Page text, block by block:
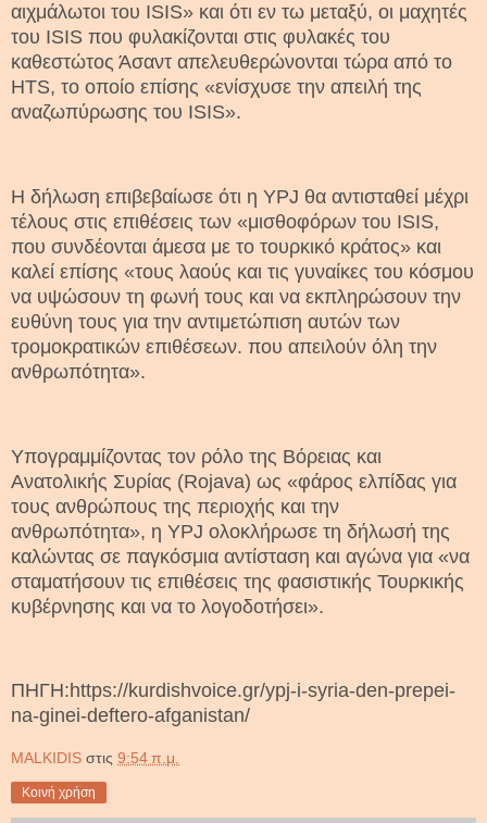
αιχμάλωτοι του ISIS» και ότι εν τω μεταξύ, οι μαχητές
του ISIS που φυλακίζονται στις φυλακές του
καθεστώτος Άσαντ απελευθερώνονται τώρα από το
HTS, το οποίο επίσης «ενίσχυσε την απειλή της
αναζωπύρωσης του ISIS».
Η δήλωση επιβεβαίωσε ότι η YPJ θα αντισταθεί μέχρι
τέλους στις επιθέσεις των «μισθοφόρων του ISIS,
που συνδέονται άμεσα με το τουρκικό κράτος» και
καλεί επίσης «τους λαούς και τις γυναίκες του κόσμου
να υψώσουν τη φωνή τους και να εκπληρώσουν την
ευθύνη τους για την αντιμετώπιση αυτών των
τρομοκρατικών επιθέσεων. που απειλούν όλη την
ανθρωπότητα».
Υπογραμμίζοντας τον ρόλο της Βόρειας και
Ανατολικής Συρίας (Rojava) ως «φάρος ελπίδας για
τους ανθρώπους της περιοχής και την
ανθρωπότητα», η YPJ ολοκλήρωσε τη δήλωσή της
καλώντας σε παγκόσμια αντίσταση και αγώνα για «να
σταματήσουν τις επιθέσεις της φασιστικής Τουρκικής
κυβέρνησης και να το λογοδοτήσει».
ΠΗΓΗ:https://kurdishvoice.gr/ypj-i-syria-den-prepei-
na-ginei-deftero-afganistan/
MALKIDIS στις 9:54 π.μ.
Κοινή χρήση